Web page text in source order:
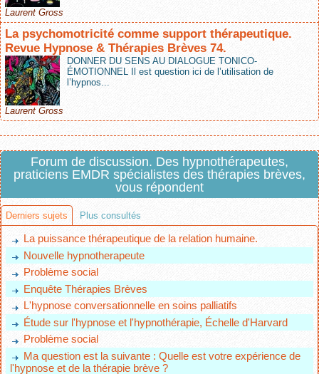
Laurent Gross
La psychomotricité comme support thérapeutique.
Revue Hypnose & Thérapies Brèves 74.
DONNER DU SENS AU DIALOGUE TONICO-
ÉMOTIONNEL Il est question ici de l’utilisation de
l’hypnos...
Laurent Gross
Forum de discussion. Des hypnothérapeutes,
praticiens EMDR spécialistes des thérapies brèves,
vous répondent
Derniers sujets Plus consultés
La puissance thérapeutique de la relation humaine.
Nouvelle hypnotherapeute
Problème social
Enquête Thérapies Brèves
L'hypnose conversationnelle en soins palliatifs
Étude sur l'hypnose et l'hypnothérapie, Échelle d'Harvard
Problème social
Ma question est la suivante : Quelle est votre expérience de
l'hypnose et de la thérapie brève ?